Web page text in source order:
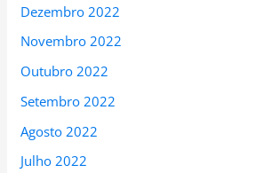
Dezembro 2022
Novembro 2022
Outubro 2022
Setembro 2022
Agosto 2022
Julho 2022